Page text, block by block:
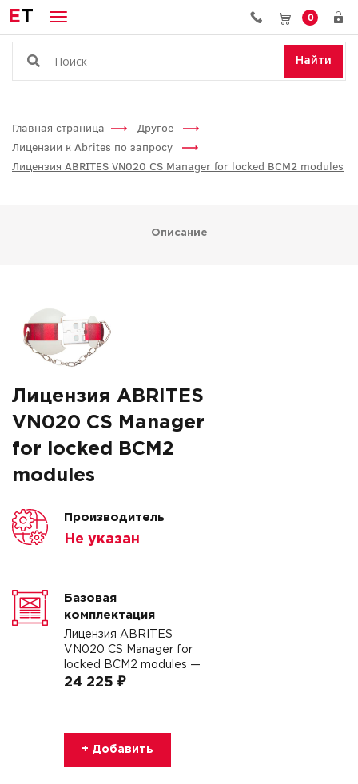
ET 0
Найти
Главная страница
Другое
Лицензии к Abrites по запросу
Лицензия ABRITES VN020 CS Manager for locked BCM2 modules
Описание
Лицензия ABRITES
VN020 CS Manager
for locked BCM2
modules
Производитель
Не указан
Базовая
комплектация
Лицензия ABRITES
VN020 CS Manager for
locked BCM2 modules —
24 225 ₽
+ Добавить